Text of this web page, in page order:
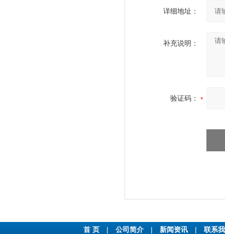
详细地址：
补充说明：
验证码：
首 页 | 公司简介 | 新闻资讯 | 联系